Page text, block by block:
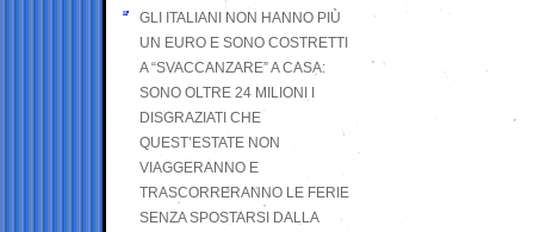
GLI ITALIANI NON HANNO PIÙ
UN EURO E SONO COSTRETTI
A “SVACCANZARE” A CASA:
SONO OLTRE 24 MILIONI I
DISGRAZIATI CHE
QUEST’ESTATE NON
VIAGGERANNO E
TRASCORRERANNO LE FERIE
SENZA SPOSTARSI DALLA